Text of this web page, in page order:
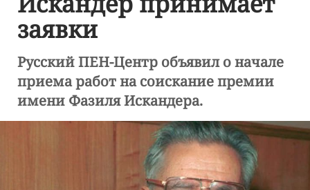
заявки
Русский ПЕН-Центр объявил о начале
приема работ на соискание премии
имени Фазиля Искандера.